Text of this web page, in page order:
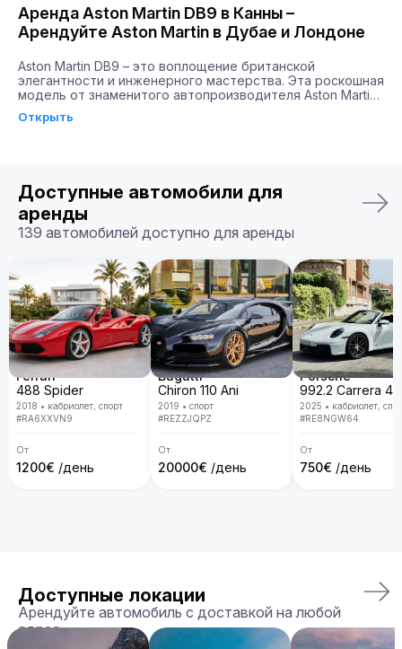
Аренда Aston Martin DB9 в Канны –
Арендуйте Aston Martin в Дубае и Лондоне
Aston Martin DB9 – это воплощение британской
элегантности и инженерного мастерства. Эта роскошная
модель от знаменитого автопроизводителя Aston Martin
автолюбителей по всему миру. Благодаря мощности
Почему именно Billion Rent?
Billion Rent предлагает аренду автомобилей премиум-
класса по всей Европе. Мы гарантируем надежный
вам и точное соответствие машины вашим ожиданиям.
Бронируйте ваш Aston Martin DB9 уже сегодня!
Открыть
Доступные автомобили для
аренды
139 автомобилей доступно для аренды
Ferrari
488 Spider
2018 • кабриолет, спорт
#RA6XXVN9
От
1200€ /день
Bugatti
Chiron 110 Ani
2019 • спорт
#REZZJQPZ
От
20000€ /день
Porsche
2025 • кабриолет,
#RE8NGW64
От
750€ /день
Доступные локации
Арендуйте автомобиль с доставкой на любой
адрес